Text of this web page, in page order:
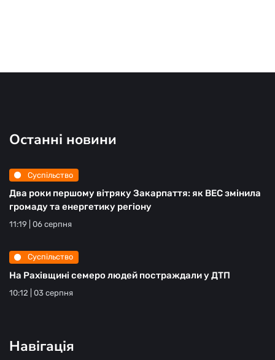
Останні новини
Суспільство
Два роки першому вітряку Закарпаття: як ВЕС змінила
громаду та енергетику регіону
11:19 | 06 серпня
Суспільство
На Рахівщині семеро людей постраждали у ДТП
10:12 | 03 серпня
Навігація